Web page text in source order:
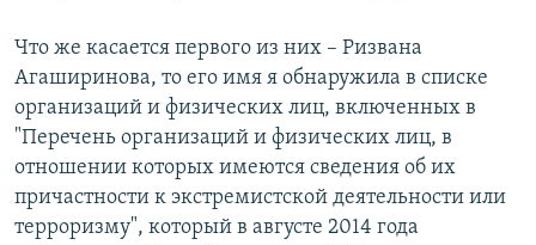
Что же касается первого из них – Ризвана
Агаширинова, то его имя я обнаружила в списке
организаций и физических лиц, включенных в
"Перечень организаций и физических лиц, в
отношении которых имеются сведения об их
причастности к экстремистской деятельности или
терроризму", который в августе 2014 года